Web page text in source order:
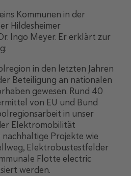
Kommunen in der
Hildesheimer
Ingo Meyer. Er erklärt zur
in den letzten Jahren
Beteiligung an nationalen
gewesen. Rund 40
von EU und Bund
in unser
Elektromobilität
nachhaltige Projekte wie
Elektrobustestfelder
Flotte electric
werden.